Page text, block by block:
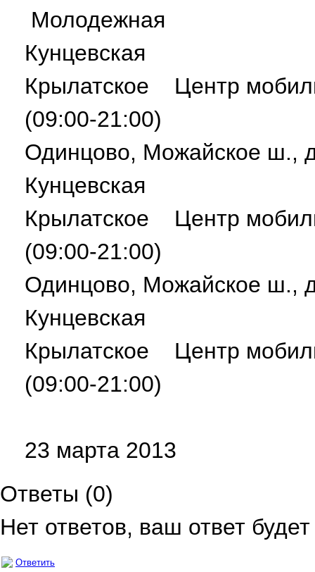
Молодежная
Кунцевская
Крылатское Центр
(09:00-21:00)
Одинцово, Можайское
Кунцевская
Крылатское Центр
(09:00-21:00)
Одинцово, Можайское
Кунцевская
Крылатское Центр
(09:00-21:00)
23 марта 2013
Ответы (0)
Нет ответов, ваш ответ
Ответить